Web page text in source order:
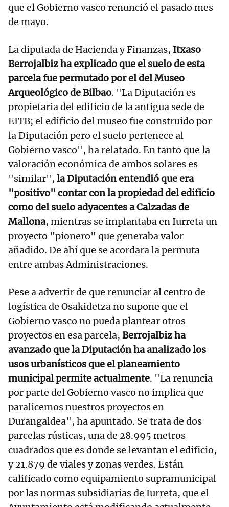
que el Gobierno vasco renunció el pasado mes
de mayo.
La diputada de Hacienda y Finanzas, Itxaso
Berrojalbiz ha explicado que el suelo de esta
parcela fue permutado por el del Museo
Arqueológico de Bilbao. "La Diputación es
propietaria del edificio de la antigua sede de
EITB; el edificio del museo fue construido por
la Diputación pero el suelo pertenece al
Gobierno vasco", ha relatado. En tanto que la
valoración económica de ambos solares es
"similar", la Diputación entendió que era
"positivo" contar con la propiedad del edificio
como del suelo adyacentes a Calzadas de
Mallona, mientras se implantaba en Iurreta un
proyecto "pionero" que generaba valor
añadido. De ahí que se acordara la permuta
entre ambas Administraciones.
Pese a advertir de que renunciar al centro de
logística de Osakidetza no supone que el
Gobierno vasco no pueda plantear otros
proyectos en esa parcela, Berrojalbiz ha
avanzado que la Diputación ha analizado los
usos urbanísticos que el planeamiento
municipal permite actualmente. "La renuncia
por parte del Gobierno vasco no implica que
paralicemos nuestros proyectos en
Durangaldea", ha apuntado. Se trata de dos
parcelas rústicas, una de 28.995 metros
cuadrados que es donde se levantan el edificio,
y 21.879 de viales y zonas verdes. Están
calificado como equipamiento supramunicipal
por las normas subsidiarias de Iurreta, que el